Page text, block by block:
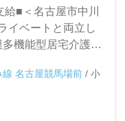
■＜名古屋市中川
イベートと両立し
機能型居宅介護施
線 名古屋競馬場前 / 小